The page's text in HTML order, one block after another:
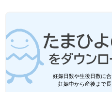
妊娠日数や生後日数に
妊娠中から産後まで